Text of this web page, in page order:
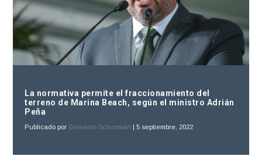
La normativa permite el fraccionamiento del
terreno de Marina Beach, según el ministro Adrián
Peña
Publicado por Gervasio Schusman |5 septiembre, 2022